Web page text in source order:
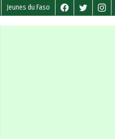
Jeunes du Faso